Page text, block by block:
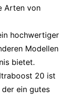
Arten von
hochwertiger
Modellen
bietet.
20 ist
ein gutes